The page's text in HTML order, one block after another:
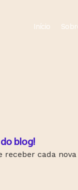
Início
blog!
cada